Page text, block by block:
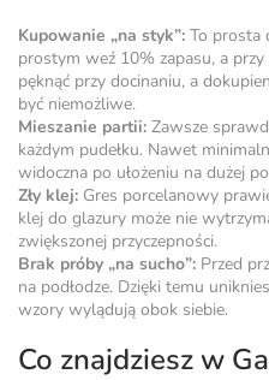
Kupowanie „na styk”: To prosta
prostym weź 10% zapasu, a
pęknąć przy docinaniu, a
być niemożliwe.
Mieszanie partii: Zawsze
każdym pudełku. Nawet
widoczna po ułożeniu na dużej
Zły klej: Gres porcelanowy
klej do glazury może nie
zwiększonej przyczepności.
Brak próby „na sucho”: Przed
na podłodze. Dzięki temu
wzory wylądują obok siebie.
Co znajdziesz w